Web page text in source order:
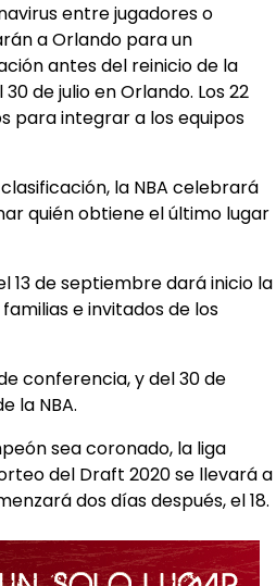
entre jugadores o
a Orlando para un
antes del reinicio de la
de julio en Orlando. Los 22
para integrar a los equipos
la NBA celebrará
quién obtiene el último lugar
13 de septiembre dará inicio la
e invitados de los
conferencia, y del 30 de
la NBA.
sea coronado, la liga
del Draft 2020 se llevará a
dos días después, el 18.